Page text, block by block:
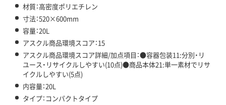
材質：高密度ポリエチレン
寸法：520×600mm
容量：20L
アスクル商品環境スコア：15
アスクル商品環境スコア詳細/加点項目：●容器包装11:分別・リ
ユース・リサイクルしやすい(10点)●商品本体21:単一素材でリサ
イクルしやすい(5点)
内容量：20L
タイプ：コンパクトタイプ